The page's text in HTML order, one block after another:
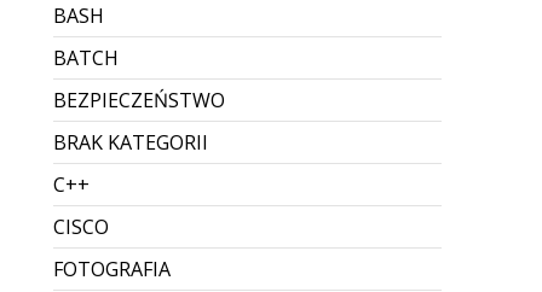
BASH
BATCH
BEZPIECZEŃSTWO
BRAK KATEGORII
C++
CISCO
FOTOGRAFIA